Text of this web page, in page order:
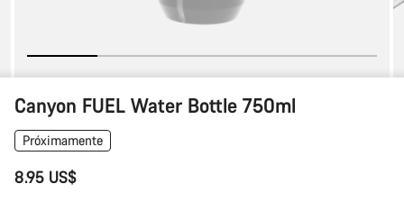
Canyon FUEL Water Bottle 750ml
Próximamente
8.95 US$